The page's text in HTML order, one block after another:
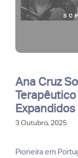
Ana Cruz
3 Outubro, 2025
Pioneira em